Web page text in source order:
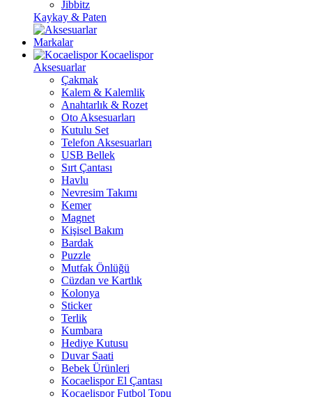
Jibbitz
Kaykay & Paten
Markalar
Kocaelispor
Aksesuarlar
Çakmak
Kalem & Kalemlik
Anahtarlık & Rozet
Oto Aksesuarları
Kutulu Set
Telefon Aksesuarları
USB Bellek
Sırt Çantası
Havlu
Nevresim Takımı
Kemer
Magnet
Kişisel Bakım
Bardak
Puzzle
Mutfak Önlüğü
Cüzdan ve Kartlık
Kolonya
Sticker
Terlik
Kumbara
Hediye Kutusu
Duvar Saati
Bebek Ürünleri
Kocaelispor El Çantası
Kocaelispor Futbol Topu